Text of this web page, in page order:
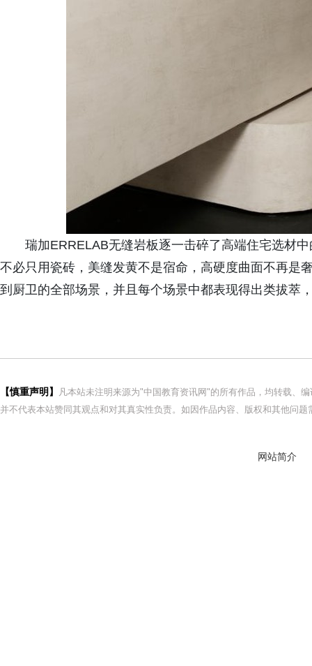
瑞加ERRELAB无缝岩板逐一击碎了高端住宅选材
不必只用瓷砖，美缝发黄不是宿命，高硬度曲面不再是
到厨卫的全部场景，并且每个场景中都表现得出类拔萃
【慎重声明】
凡本站未注明来源为"中国教育资讯网"的所有作品，均转载、
并不代表本站赞同其观点和对其真实性负责。如因作品内容、版权和其他问
网站简介